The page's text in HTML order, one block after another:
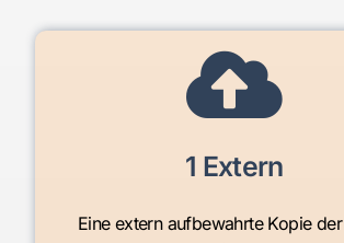
1 Extern
Eine extern aufbewahrte Kopie